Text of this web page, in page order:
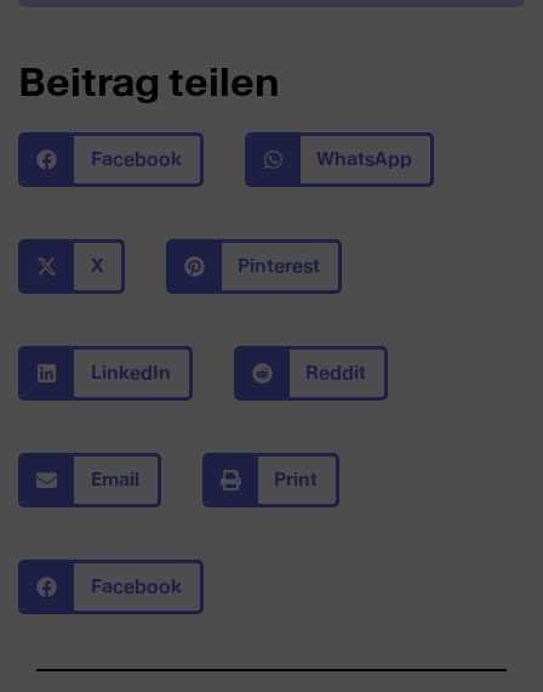
Beitrag teilen
Facebook WhatsApp
X Pinterest
LinkedIn Reddit
Email Print
Facebook